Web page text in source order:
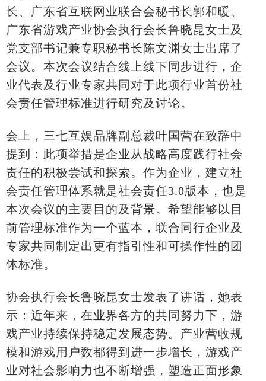
长、广东省互联网业联合会秘书长郭和暖、
广东省游戏产业协会执行会长鲁晓昆女士及
党支部书记兼专职秘书长陈文渊女士出席了
会议。本次会议结合线上线下同步进行，企
业代表及行业专家共同对于此项行业首份社
会责任管理标准进行研究及讨论。
会上，三七互娱品牌副总裁叶国营在致辞中
提到：此项举措是企业从战略高度践行社会
责任的积极尝试和探索。作为企业，建立社
会责任管理体系就是社会责任3.0版本，也是
本次会议的主要目的及背景。希望能够以目
前管理标准作为一个蓝本，联合同行企业及
专家共同制定出更有指引性和可操作性的团
体标准。
协会执行会长鲁晓昆女士发表了讲话，她表
示：近年来，在业界各方的共同努力下，游
戏产业持续保持稳定发展态势。产业营收规
模和游戏用户数都得到进一步增长，游戏产
业对社会影响力也不断增强，塑造正面形象